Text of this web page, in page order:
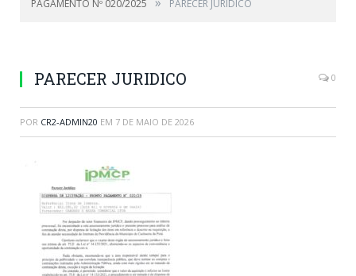
PAGAMENTO Nº 020/2025
PARECER JURIDICO
PARECER JURIDICO 0
POR CR2-ADMIN20 EM 7 DE MAIO DE 2026